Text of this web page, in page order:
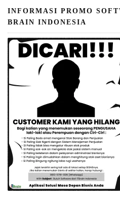
INFORMASI PROMO
BRAIN INDONESIA